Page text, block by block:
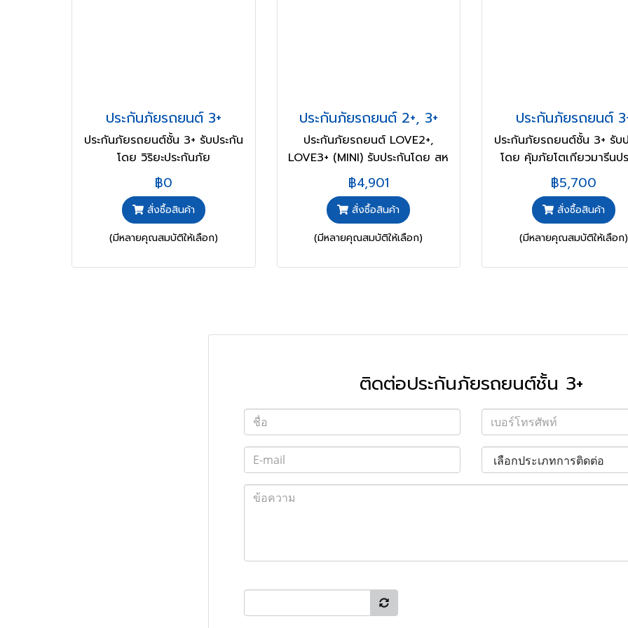
ประกันภัยรถยนต์ 3+
ประกันภัยรถยนต์ชั้น 3+ รับประกัน
โดย วิริยะประกันภัย
฿0
สั่งซื้อสินค้า
(มีหลายคุณสมบัติให้เลือก)
ประกันภัยรถยนต์ 2+, 3+
ประกันภัยรถยนต์ LOVE2+,
LOVE3+ (MINI) รับประกันโดย สห
มงคลประกันภัย
฿4,901
สั่งซื้อสินค้า
(มีหลายคุณสมบัติให้เลือก)
ประกันภัยรถยนต์
ประกันภัยรถยนต์ชั้น 3+ รับ
โดย คุ้มภัยโตเกียวมารีนป
ภัย
฿5,700
สั่งซื้อสินค้า
(มีหลายคุณสมบัติให้เลือก)
ติดต่อประกันภัยรถยนต์ชั้น 3+